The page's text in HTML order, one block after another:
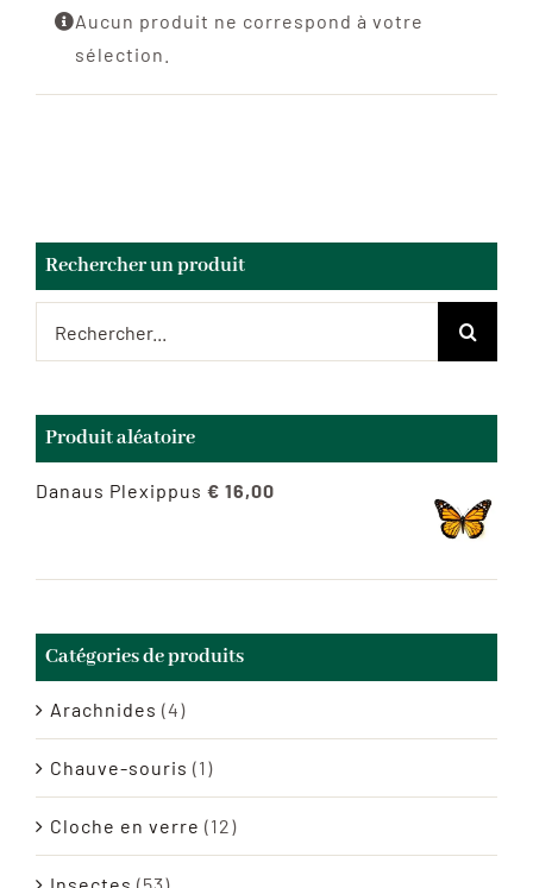
CURIOSITÉS
À PROPOS
Aucun produit ne correspond à votre
sélection.
Rechercher un produit
Produit aléatoire
Danaus Plexippus € 16,00
Catégories de produits
Arachnides (4)
Chauve-souris (1)
Cloche en verre (12)